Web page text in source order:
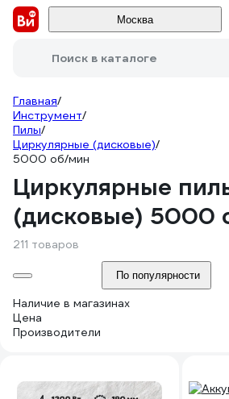
Москва
Поиск в каталоге
Главная/
Инструмент/
Пилы/
Циркулярные (дисковые)/
5000 об/мин
Циркулярные
(дисковые) 5000
211 товаров
По популярности
Наличие в магазинах
Цена
Производители